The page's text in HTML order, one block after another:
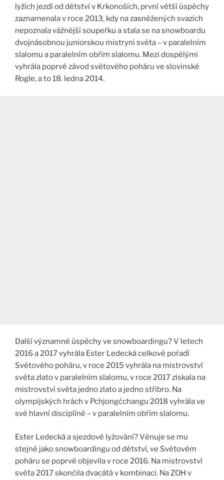
lyžích jezdí od dětství v Krkonoších, první větší úspěchy
zaznamenala v roce 2013, kdy na zasněžených svazích
nepoznala vážnější soupeřku a stala se na snowboardu
dvojnásobnou juniorskou mistryni světa – v paralelním
slalomu a paralelním obřím slalomu. Mezi dospělými
vyhrála poprvé závod světového poháru ve slovinské
Rogle, a to 18. ledna 2014.
Další významné úspěchy ve snowboardingu? V letech
2016 a 2017 vyhrála Ester Ledecká celkové pořadí
Světového poháru, v roce 2015 vyhrála na mistrovství
světa zlato v paralelním slalomu, v roce 2017 získala na
mistrovství světa jedno zlato a jedno stříbro. Na
olympijských hrách v Pchjongčchangu 2018 vyhrála ve
své hlavní disciplíně – v paralelním obřím slalomu.
Ester Ledecká a sjezdové lyžování? Věnuje se mu
stejně jako snowboardingu od dětství, ve Světovém
poháru se poprvé objevila v roce 2016. Na mistrovství
světa 2017 skončila dvacátá v kombinaci. Na ZOH v